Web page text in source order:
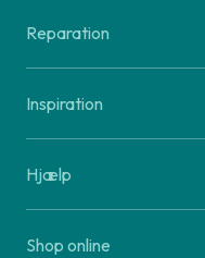
Reparation
Inspiration
Hjælp
Shop online